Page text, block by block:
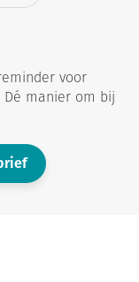
voor
manier om bij